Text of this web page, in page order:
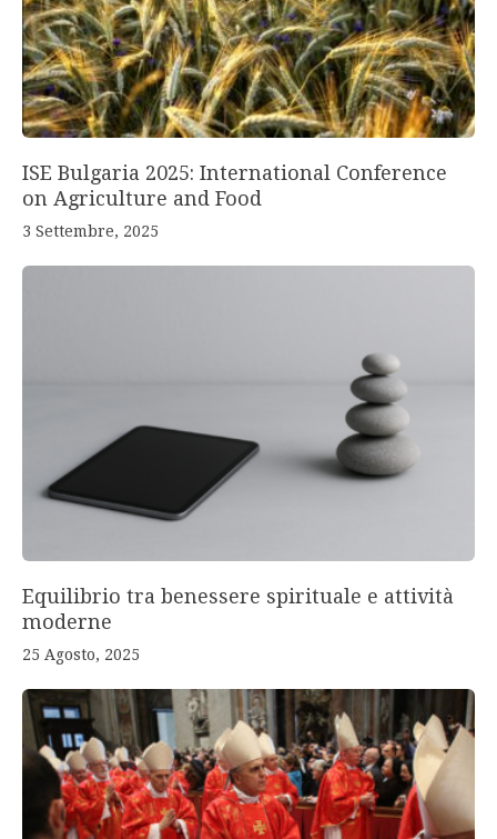
ISE Bulgaria 2025: International Conference
on Agriculture and Food
3 Settembre, 2025
Equilibrio tra benessere spirituale e attività
moderne
25 Agosto, 2025